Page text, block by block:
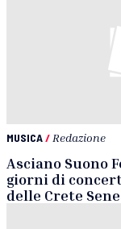
MUSICA/ Redazione
Asciano Suono
giorni di
delle Crete